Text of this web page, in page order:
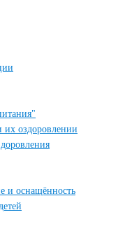
их оздоровлении
и оснащённость